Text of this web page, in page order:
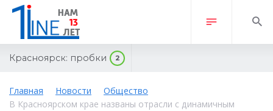
Красноярск: пробки 2
Главная Новости
Общество
В Красноярском крае названы отрасли с динамичным